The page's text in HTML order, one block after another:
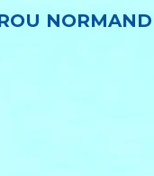
NORMAND